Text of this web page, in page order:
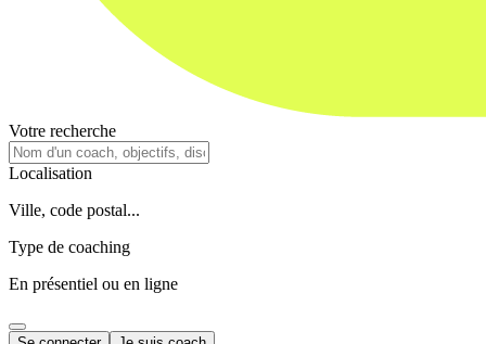
Votre recherche
Localisation
Ville, code postal...
Type de coaching
En présentiel ou en ligne